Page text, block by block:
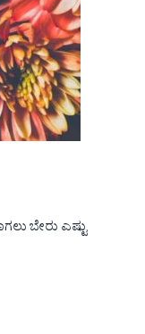
ಬೇರು ಎಷ್ಟು